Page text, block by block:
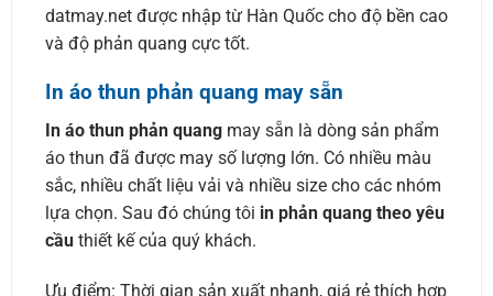
datmay.net được nhập từ Hàn Quốc cho độ bền cao
và độ phản quang cực tốt.
In áo thun phản quang may sẵn
In áo thun phản quangmay sẵn là dòng sản phẩm
áo thun đã được may số lượng lớn. Có nhiều màu
sắc, nhiều chất liệu vải và nhiều size cho các nhóm
lựa chọn. Sau đó chúng tôi in phản quang theo yêu
cầuthiết kế của quý khách.
Ưu điểm: Thời gian sản xuất nhanh, giá rẻ thích hợp